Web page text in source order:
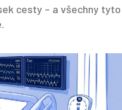
cesty – a všechny tyto